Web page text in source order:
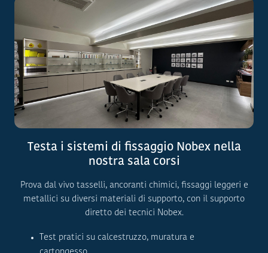
Testa i sistemi di fissaggio Nobex nella
nostra sala corsi
Prova dal vivo tasselli, ancoranti chimici, fissaggi leggeri e
metallici su diversi materiali di supporto, con il supporto
diretto dei tecnici Nobex.
Test pratici su calcestruzzo, muratura e